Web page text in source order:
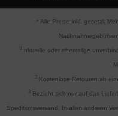
* Alle Preise inkl. gesetzl.
1 aktuelle oder ehemalige
2Kostenlose Retouren ab
3 Bezieht sich nur auf das
Speditionsversand. In allen anderen